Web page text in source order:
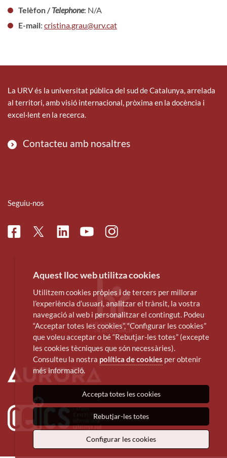
Telèfon /Telephone: N/A
E-mail: cristina.grau@urv.cat
La URV és la universitat pública del sud de Catalunya, arrelada
al territori, amb visió internacional, pròxima en la docència i
excel·lent en la recerca.
Contacteu amb nosaltres
Seguiu-nos
FacebookTwitterLinkedinYoutubeInstagram
Aquest lloc web utilitza cookies
Utilitzem cookies pròpies i de tercers per millorar
l’experiència d’usuari, analitzar el trànsit, la vostra
navegació al web i personalitzar el contingut. Podeu
“Acceptar totes les cookies”, “Configurar les cookies”
que voleu acceptar o bé “Rebutjar-les totes” (excepte
les cookies tècniques que són necessàries).
Consulteu la nostra política de cookies per obtenir
més informació.
Accepta totes les cookies
Rebutjar-les totes
Configurar les cookies